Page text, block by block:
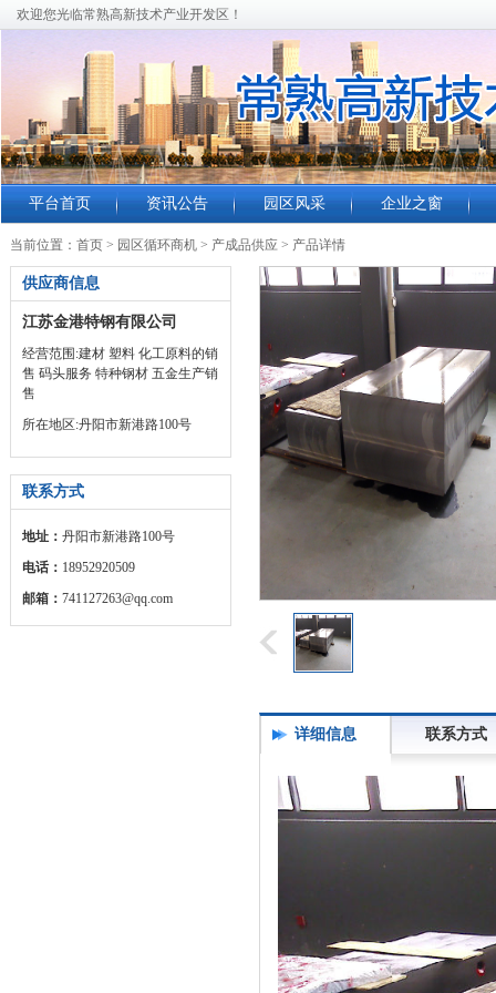
欢迎您光临常熟高新技术产业开发区！
平台首页 资讯公告 园区风采 企业之窗
当前位置： 首页 > 园区循环商机 > 产成品供应 > 产品详情
供应商信息
江苏金港特钢有限公司
经营范围:建材 塑料 化工原料的销
售 码头服务 特种钢材 五金生产销
售
所在地区:丹阳市新港路100号
联系方式
地址： 丹阳市新港路100号
电话： 18952920509
邮箱： 741127263@qq.com
详细信息 联系方式